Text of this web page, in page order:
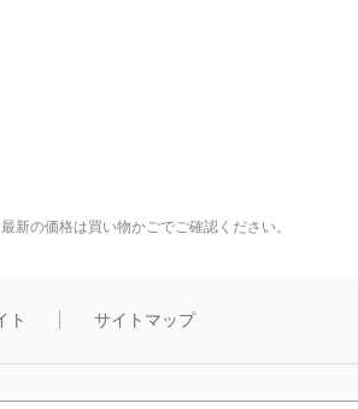
新の価格は買い物かごでご確認ください。
ト サイトマップ